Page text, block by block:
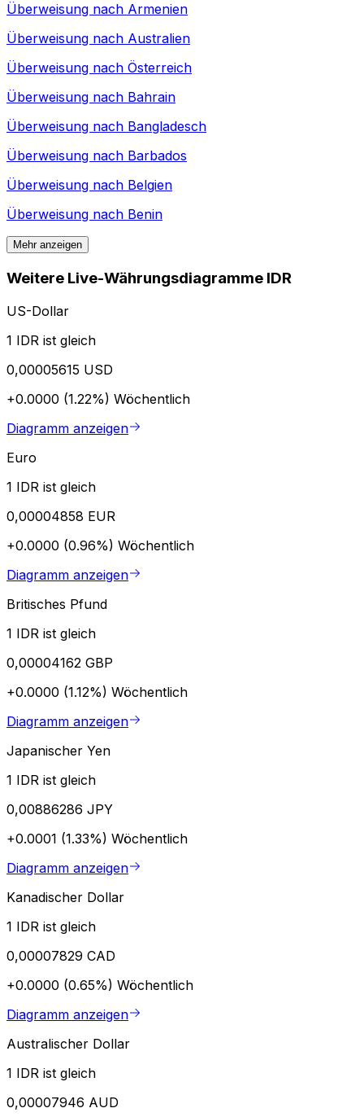
Überweisung nach Armenien
Überweisung nach Australien
Überweisung nach Österreich
Überweisung nach Bahrain
Überweisung nach Bangladesch
Überweisung nach Barbados
Überweisung nach Belgien
Überweisung nach Benin
Mehr anzeigen
Weitere Live-Währungsdiagramme IDR
US-Dollar
1 IDR ist gleich
0,00005615 USD
+0.0000 (1.22%) Wöchentlich
Diagramm anzeigen
Euro
1 IDR ist gleich
0,00004858 EUR
+0.0000 (0.96%) Wöchentlich
Diagramm anzeigen
Britisches Pfund
1 IDR ist gleich
0,00004162 GBP
+0.0000 (1.12%) Wöchentlich
Diagramm anzeigen
Japanischer Yen
1 IDR ist gleich
0,00886286 JPY
+0.0001 (1.33%) Wöchentlich
Diagramm anzeigen
Kanadischer Dollar
1 IDR ist gleich
0,00007829 CAD
+0.0000 (0.65%) Wöchentlich
Diagramm anzeigen
Australischer Dollar
1 IDR ist gleich
0,00007946 AUD